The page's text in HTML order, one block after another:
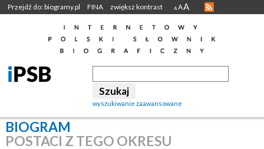
Przejdź do: biogramy.pl FINA zwiększ kontrast A AA
wyszukiwanie zaawansowane
BIOGRAM
POSTACI Z TEGO OKRESU